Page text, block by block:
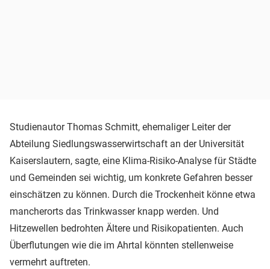
Studienautor Thomas Schmitt, ehemaliger Leiter der
Abteilung Siedlungswasserwirtschaft an der Universität
Kaiserslautern, sagte, eine Klima-Risiko-Analyse für Städte
und Gemeinden sei wichtig, um konkrete Gefahren besser
einschätzen zu können. Durch die Trockenheit könne etwa
mancherorts das Trinkwasser knapp werden. Und
Hitzewellen bedrohten Ältere und Risikopatienten. Auch
Überflutungen wie die im Ahrtal könnten stellenweise
vermehrt auftreten.